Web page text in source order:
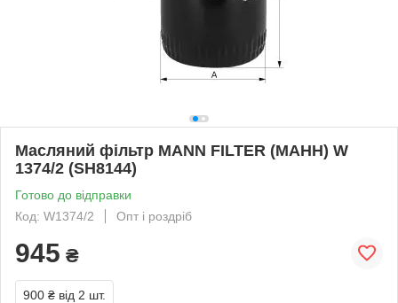
Масляний фільтр MANN FILTER (МАНН) W
1374/2 (SH8144)
Готово до відправки
Код: W1374/2
Опт і роздріб
945 ₴
900 ₴ від 2 шт.